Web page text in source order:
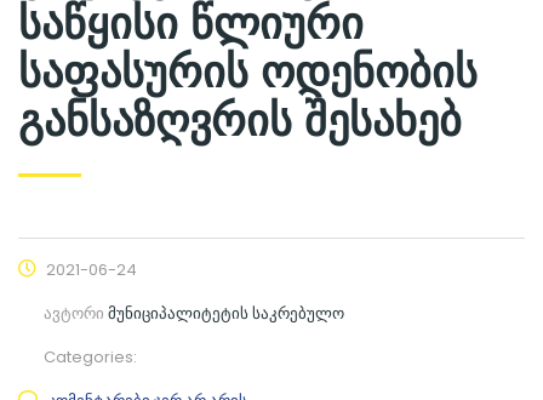
საწყისი წლიური
საფასურის ოდენობის
განსაზღვრის შესახებ
2021-06-24
ავტორი მუნიციპალიტეტის საკრებულო
Categories: